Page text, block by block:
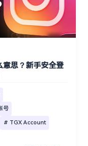
思？新手安全登
号
# TGX Account